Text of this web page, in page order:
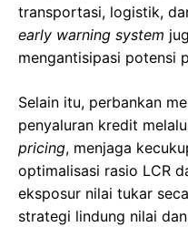
transportasi, logistik,
early warning system
mengantisipasi potensi
Selain itu, perbankan
penyaluran kredit
pricing, menjaga
optimalisasi rasio LCR
eksposur nilai tukar
strategi lindung nilai